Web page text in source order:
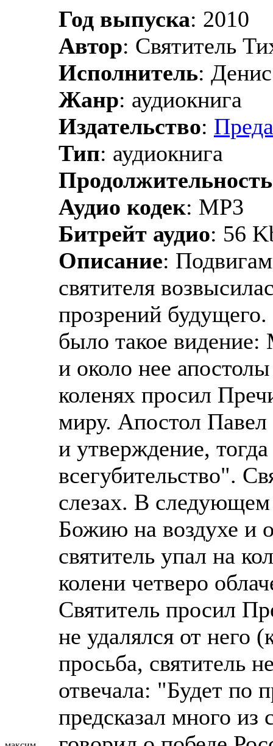
Год выпуска: 2010
Автор: Святитель
Исполнитель:
Жанр: аудиокнига
Издательство:
Тип: аудиокнига
Продолжительность
Аудио кодек: MP3
Битрейт аудио: 56
Описание:
святителя
прозрений
было такое видение:
и около нее
коленях просил
миру. Апостол Павел
и утверждение,
всегубительство".
слезах. В
Божию на воздухе и
святитель упал на
колени четверо
Святитель просил
не удалялся от него
просьба, святитель
отвечала: "Будет по
предсказал много из